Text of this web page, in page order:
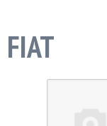
FIAT